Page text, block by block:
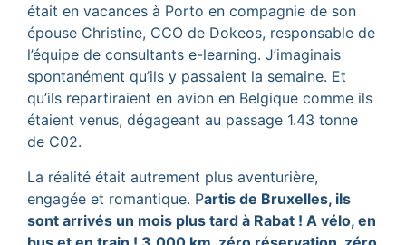
était en vacances à Porto en compagnie de son
épouse Christine, CCO de Dokeos, responsable de
l’équipe de consultants e-learning. J’imaginais
spontanément qu’ils y passaient la semaine. Et
qu’ils repartiraient en avion en Belgique comme ils
étaient venus, dégageant au passage 1.43 tonne
de C02.
La réalité était autrement plus aventurière,
engagée et romantique. Partis de Bruxelles, ils
sont arrivés un mois plus tard à Rabat ! A vélo, en